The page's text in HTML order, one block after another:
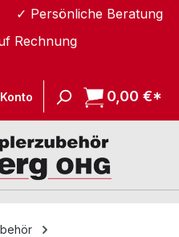
✓ Persönliche Beratung
Rechnung
0,00 €*